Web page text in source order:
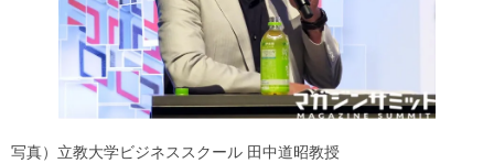
写真）立教大学ビジネススクール 田中道昭教授